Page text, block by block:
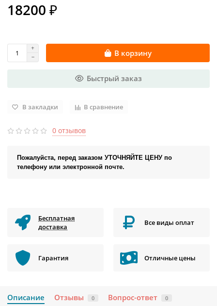
18200 ₽
В корзину
Быстрый заказ
В закладки В сравнение
0 отзывов
Пожалуйста, перед заказом УТОЧНЯЙТЕ ЦЕНУ по
телефону или электронной почте.
Бесплатная
доставка
Все виды оплат
Гарантия Отличные цены
Описание Отзывы 0 Вопрос-ответ 0